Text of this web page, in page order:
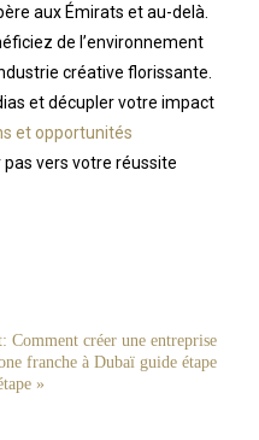
aux Émirats et au-delà.
de l’environnement
créative florissante.
et décupler votre impact
et opportunités
vers votre réussite
Comment créer une entreprise
franche à Dubaï guide étape
»